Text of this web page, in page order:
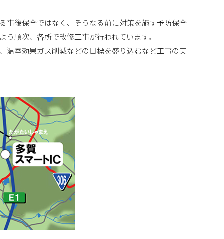
事後保全ではなく、そうなる前に対策を施す予防保全
順次、各所で改修工事が行われています。
温室効果ガス削減などの目標を盛り込むなど工事の実